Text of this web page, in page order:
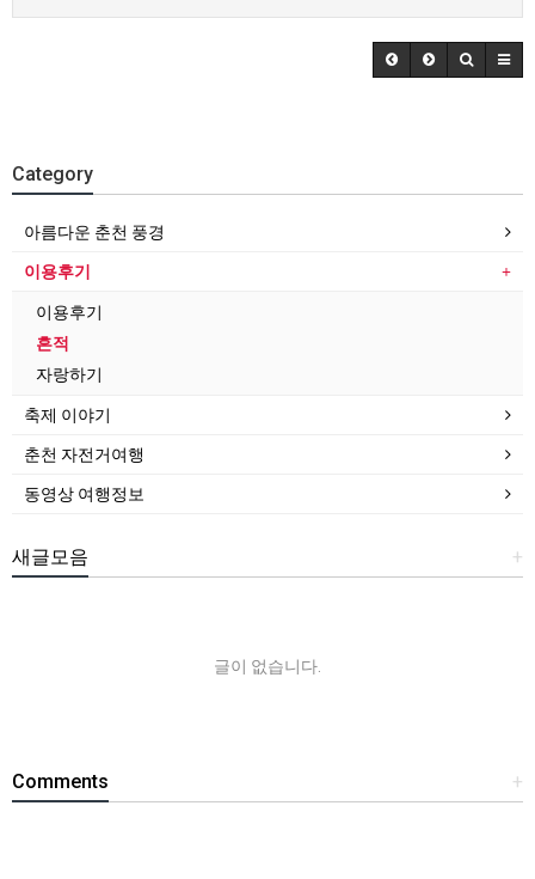
Category
아름다운 춘천 풍경
이용후기
이용후기
흔적
자랑하기
축제 이야기
춘천 자전거여행
동영상 여행정보
+
새글모음
글이 없습니다.
+
Comments